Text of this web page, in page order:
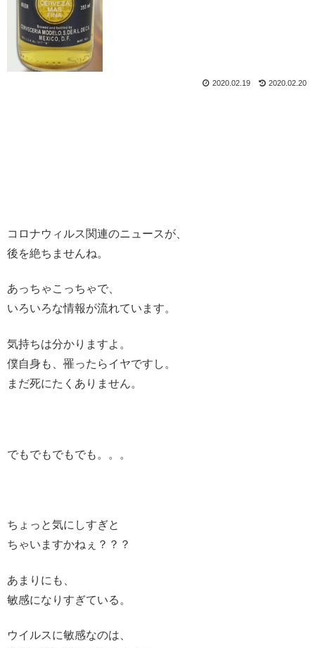
2020.02.20
2020.02.19
コロナウィルス関連のニュースが、
後を絶ちませんね。
あっちゃこっちゃで、
いろいろな情報が流れています。
気持ちは分かりますよ。
僕自身も、罹ったらイヤですし。
まだ死にたくありません。
でもでもでもでも。。。
ちょっと気にしすぎと
ちゃいますかねぇ？？？
あまりにも、
敏感になりすぎている。
ウイルスに敏感なのは、